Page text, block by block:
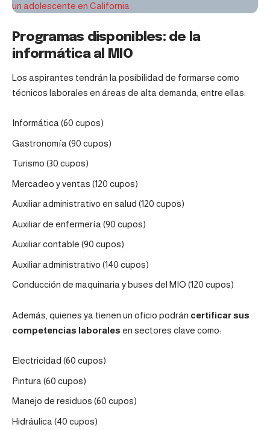
un adolescente en California
Programas disponibles: de la
informática al MIO
Los aspirantes tendrán la posibilidad de formarse como
técnicos laborales en áreas de alta demanda, entre ellas:
Informática (60 cupos)
Gastronomía (90 cupos)
Turismo (30 cupos)
Mercadeo y ventas (120 cupos)
Auxiliar administrativo en salud (120 cupos)
Auxiliar de enfermería (90 cupos)
Auxiliar contable (90 cupos)
Auxiliar administrativo (140 cupos)
Conducción de maquinaria y buses del MIO (120 cupos)
Además, quienes ya tienen un oficio podrán certificar sus
competencias laborales en sectores clave como:
Electricidad (60 cupos)
Pintura (60 cupos)
Manejo de residuos (60 cupos)
Hidráulica (40 cupos)